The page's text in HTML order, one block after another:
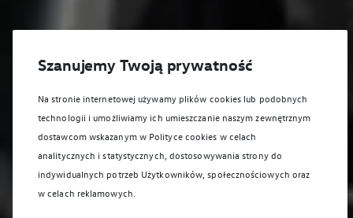
Szanujemy Twoją prywatność
Na stronie internetowej używamy plików cookies lub podobnych
technologii i umożliwiamy ich umieszczanie naszym zewnętrznym
dostawcom wskazanym w Polityce cookies w celach
analitycznych i statystycznych, dostosowywania strony do
indywidualnych potrzeb Użytkowników, społecznościowych oraz
w celach reklamowych.